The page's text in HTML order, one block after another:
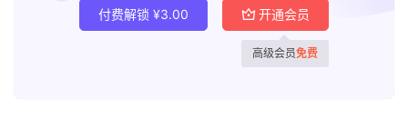
付费解锁 ¥3.00 开通会员
高级会员免费